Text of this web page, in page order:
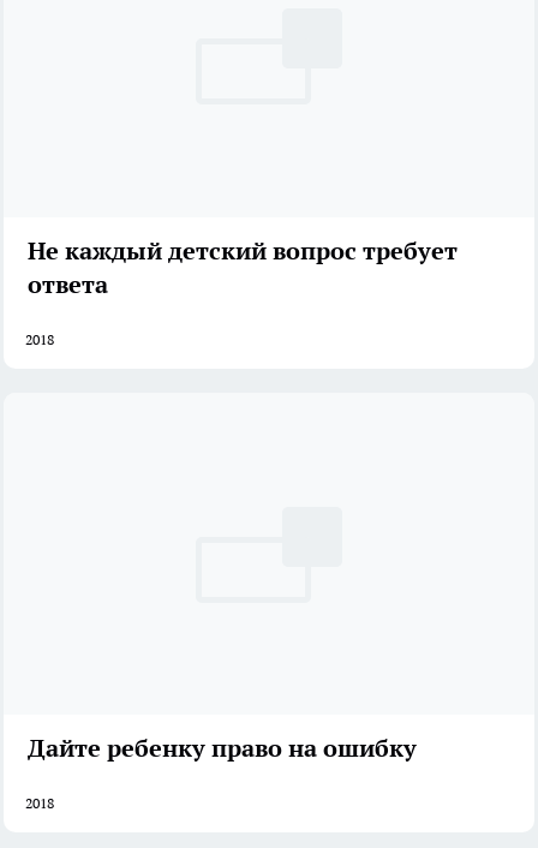
Не каждый детский вопрос требует
ответа
2018
Дайте ребенку право на ошибку
2018